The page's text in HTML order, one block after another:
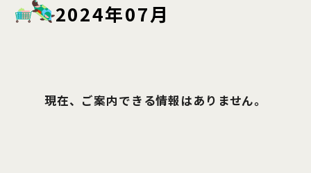
2024年07月
現在、ご案内できる情報はありません。